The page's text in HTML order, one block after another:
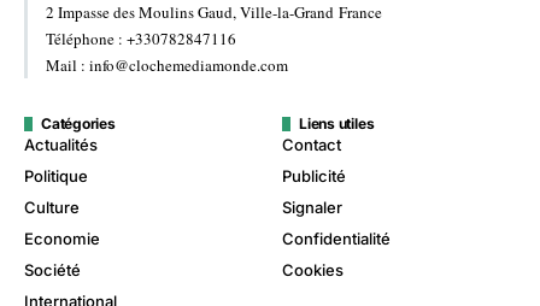
2 Impasse des Moulins Gaud, Ville-la-Grand France
Téléphone : +330782847116
Mail : info@clochemediamonde.com
Catégories
Actualités
Politique
Culture
Economie
Société
International
Liens utiles
Contact
Publicité
Signaler
Confidentialité
Cookies